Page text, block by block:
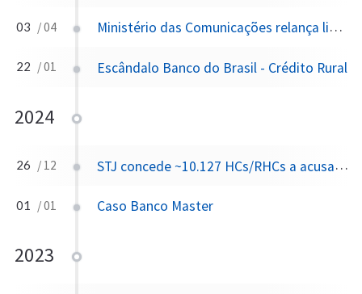
03 / 04 Ministério das Comunicações relança licitações de rádio e TV após 15 anos sem novos certames, enquanto ~40% das emissoras operam com outorga vencida
22 / 01 Escândalo Banco do Brasil - Crédito Rural
2024
26 / 12 STJ concede ~10.127 HCs/RHCs a acusados de tráfico em 2024 — quase metade de todas as concessões do tribunal
01 / 01 Caso Banco Master
2023